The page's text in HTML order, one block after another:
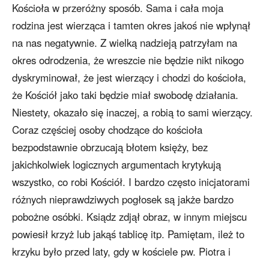
Kościoła w przeróżny sposób. Sama i cała moja
rodzina jest wierząca i tamten okres jakoś nie wpłynął
na nas negatywnie. Z wielką nadzieją patrzyłam na
okres odrodzenia, że wreszcie nie będzie nikt nikogo
dyskryminował, że jest wierzący i chodzi do kościoła,
że Kościół jako taki będzie miał swobodę działania.
Niestety, okazało się inaczej, a robią to sami wierzący.
Coraz częściej osoby chodzące do kościoła
bezpodstawnie obrzucają błotem księży, bez
jakichkolwiek logicznych argumentach krytykują
wszystko, co robi Kościół. I bardzo często inicjatorami
różnych nieprawdziwych pogłosek są jakże bardzo
pobożne osóbki. Ksiądz zdjął obraz, w innym miejscu
powiesił krzyż lub jakąś tablicę itp. Pamiętam, ileż to
krzyku było przed laty, gdy w kościele pw. Piotra i